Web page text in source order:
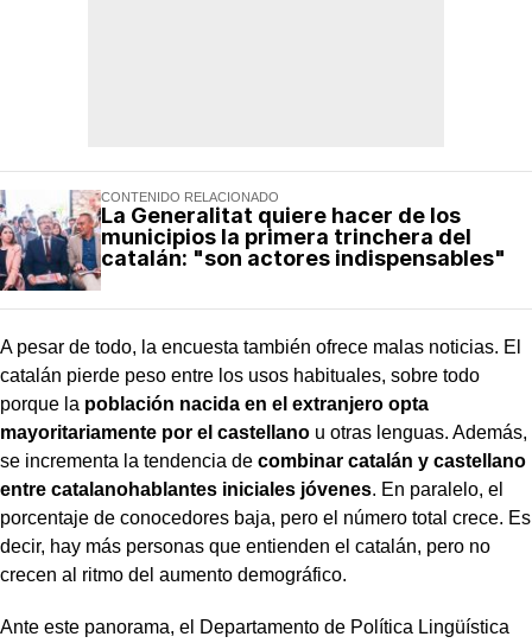
CONTENIDO RELACIONADO
La Generalitat quiere hacer de los
municipios la primera trinchera del
catalán: "son actores indispensables"
A pesar de todo, la encuesta también ofrece malas noticias. El
catalán pierde peso entre los usos habituales, sobre todo
porque la población nacida en el extranjero opta
mayoritariamente por el castellano u otras lenguas. Además,
se incrementa la tendencia de combinar catalán y castellano
entre catalanohablantes iniciales jóvenes. En paralelo, el
porcentaje de conocedores baja, pero el número total crece. Es
decir, hay más personas que entienden el catalán, pero no
crecen al ritmo del aumento demográfico.
Ante este panorama, el Departamento de Política Lingüística